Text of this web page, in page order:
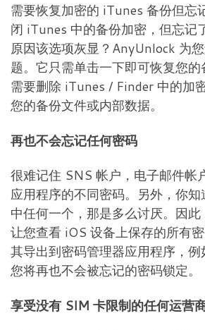
需要恢复加密的 iTunes 备份但忘
闭 iTunes 中的备份加密，但忘记
原因该选项灰显？AnyUnlock 为
题。它只需单击一下即可恢复您
需要删除 iTunes / Finder 中的加
您的备份文件或内部数据。
再也不会忘记任何密码
很难记住 SNS 帐户，电子邮件
应用程序的不同密码。另外，你
中任何一个，那是多么讨厌。因
让您查看 iOS 设备上保存的所有
其导出到密码管理器应用程序，例
您将再也不会被忘记的密码锁定。
享受没有 SIM 卡限制的任何运营